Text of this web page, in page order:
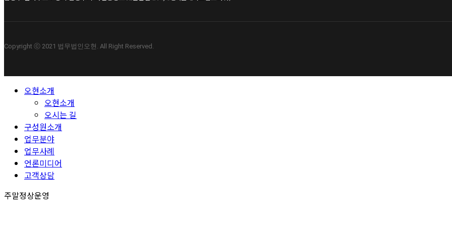
Copyright ⓒ 2021 법무법인오현. All Right Reserved.
Close 오현소개
오현소개
오시는 길
구성원소개
업무분야
업무사례
언론미디어
고객상담
주말정상운영